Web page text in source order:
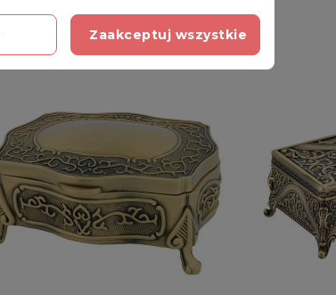
Zaakceptuj wszystkie